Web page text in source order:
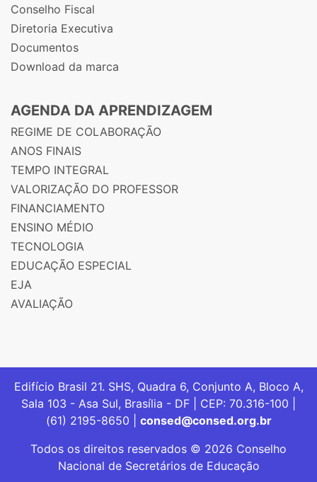
Conselho Fiscal
Diretoria Executiva
Documentos
Download da marca
AGENDA DA APRENDIZAGEM
REGIME DE COLABORAÇÃO
ANOS FINAIS
TEMPO INTEGRAL
VALORIZAÇÃO DO PROFESSOR
FINANCIAMENTO
ENSINO MÉDIO
TECNOLOGIA
EDUCAÇÃO ESPECIAL
EJA
AVALIAÇÃO
Edifício Brasil 21. SHS, Quadra 6, Conjunto A, Bloco A,
Sala 103 - Asa Sul, Brasília - DF | CEP: 70.316-100 |
(61) 2195-8650 | consed@consed.org.br
Todos os direitos reservados © 2026 Conselho
Nacional de Secretários de Educação